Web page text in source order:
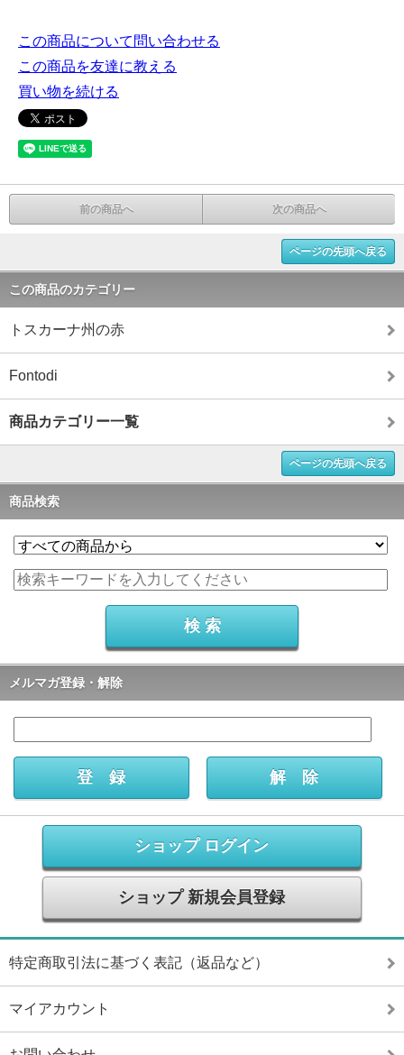
この商品について問い合わせる
この商品を友達に教える
買い物を続ける
前の商品へ 次の商品へ
ページの先頭へ戻る
この商品のカテゴリー
トスカーナ州の赤
Fontodi
商品カテゴリー一覧
ページの先頭へ戻る
商品検索
メルマガ登録・解除
ショップ ログイン
ショップ 新規会員登録
特定商取引法に基づく表記（返品など）
マイアカウント